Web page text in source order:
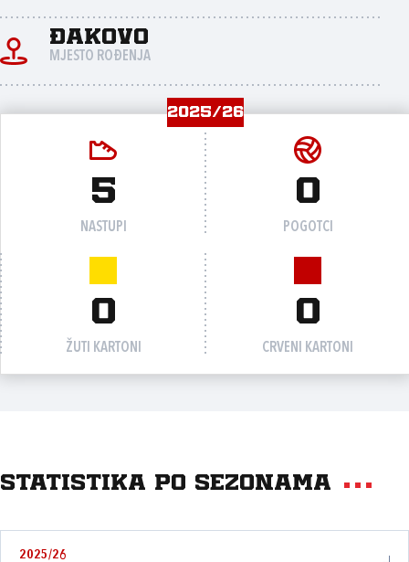
Đakovo
MJESTO ROĐENJA
2025/26
5
NASTUPI
0
POGOTCI
0
ŽUTI KARTONI
0
CRVENI KARTONI
Statistika po sezonama
2025/26